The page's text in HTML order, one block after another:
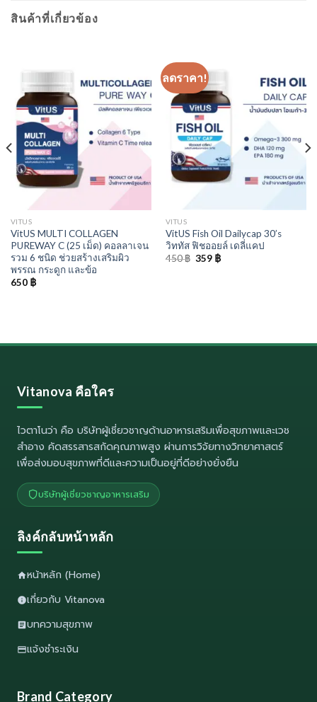
สินค้าที่เกี่ยวข้อง
VITUS
VitUS MULTI COLLAGEN
PUREWAY C (25 เม็ด) คอลลาเจน
รวม 6 ชนิด ช่วยสร้างเสริมผิว
พรรณ กระดูก และข้อ
650 ฿
ลดราคา!
VITUS
VitUS Fish Oil Dailycap 30’s
วิททัส ฟิชออยล์ เดลี่แคป
450฿ Original
359 ฿Current
Vitanova คือใคร
ไวตาโนว่า คือ บริษัทผู้เชี่ยวชาญด้านอาหารเสริมเพื่อสุขภาพและเวช
สำอาง คัดสรรสารสกัดคุณภาพสูง ผ่านการวิจัยทางวิทยาศาสตร์
เพื่อส่งมอบสุขภาพที่ดีและความเป็นอยู่ที่ดีอย่างยั่งยืน
บริษัทผู้เชี่ยวชาญอาหารเสริม
ลิงค์กลับหน้าหลัก
หน้าหลัก (Home)
เกี่ยวกับ Vitanova
บทความสุขภาพ
แจ้งชำระเงิน
Brand Category